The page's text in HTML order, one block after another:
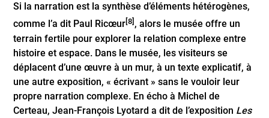
Si la narration est la synthèse d’éléments hétérogènes,
comme l’a dit Paul Ricœur[8] , alors le musée offre un
terrain fertile pour explorer la relation complexe entre
histoire et espace. Dans le musée, les visiteurs se
déplacent d’une œuvre à un mur, à un texte explicatif, à
une autre exposition, « écrivant » sans le vouloir leur
propre narration complexe. En écho à Michel de
Certeau, Jean-François Lyotard a dit de l’exposition Les